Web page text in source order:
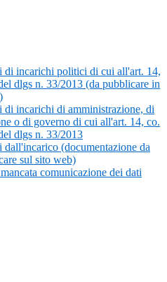
di incarichi politici di cui all'art. 14,
dlgs n. 33/2013 (da pubblicare in
di incarichi di amministrazione, di
o di governo di cui all'art. 14, co.
dlgs n. 33/2013
dall'incarico (documentazione da
sul sito web)
comunicazione dei dati